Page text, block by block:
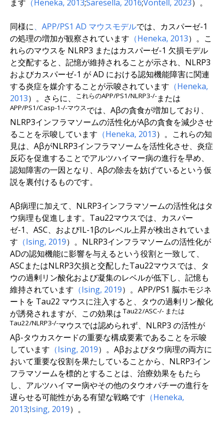
ます （Heneka, 2013;Saresella, 2016;Vontell, 2023）。
同様に、APP/PS1 AD マウスモデルでは、カスパーゼ-1
の処理の増加が観察されています （Heneka, 2013）。こ
れらのマウスを NLRP3 またはカスパーゼ-1 欠損モデル
と交配すると、記憶が維持されることが示され、NLRP3
およびカスパーゼ-1 が AD における認知機能障害に関連
する炎症を媒介することが示唆されています （Heneka,
2013）。さらに、 これらのAPP/PS1/NLRP3-/-または
APP/PS1/Casp-1-/-マウスでは、Aβの貪食が増加しており、
NLRP3インフラマソームの活性化がAβの貪食を減少させ
ることを示唆しています （Heneka, 2013）。これらの知
見は、AβがNLRP3インフラマソームを活性化させ、炎症
反応を促進することでアルツハイマー病の進行を早め、
認知障害の一因となり、Aβの除去を妨げているという仮
説を裏付けるものです。
Aβ病理に加えて、NLRP3インフラマソームの活性化はタ
ウ病理も促進します。Tau22マウスでは、カスパー
ゼ-1、ASC、およびIL-1βのレベル上昇が検出されていま
す （Ising, 2019）。NLRP3インフラマソームの活性化が
ADの認知機能に影響を与えるという役割と一致して、
ASCまたはNLRP3欠損と交配したTau22マウスでは、タ
ウの過剰リン酸化および凝集のレベルが低下し、記憶も
維持されています （Ising, 2019）。APP/PS1 脳ホモジネ
ートを Tau22 マウスに注入すると、タウの過剰リン酸化
が誘発されますが、この効果はTau22/ASC-/- または
Tau22/NLRP3-/-マウスでは認められず、NLRP3 の活性が
Aβ-タウカスケードの重要な構成要素であることを示唆
しています （Ising, 2019）。Aβおよびタウ病理の両方に
おいて重要な役割を果たしていることから、NLRP3イン
フラマソームを標的とすることは、治療効果をもたら
し、アルツハイマー病やその他のタウオパチーの進行を
遅らせる可能性がある有望な戦略です （Heneka,
2013;Ising, 2019）。